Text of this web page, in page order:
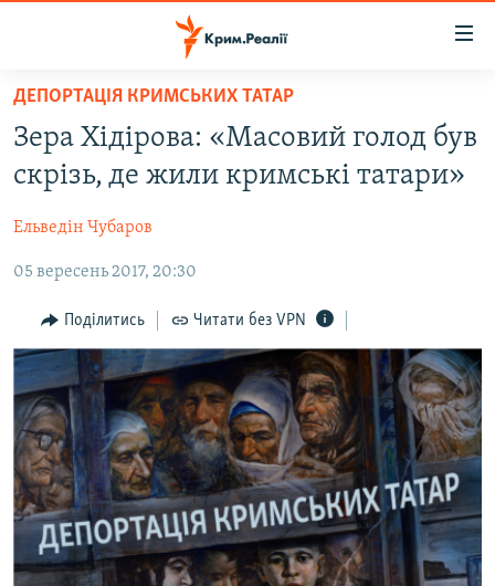
Перейти
основного
матеріалу
Перейти
до
навігації
Перейти
пошуку
ВОДА.КРИМ
ВІДЕО ТА ФОТО
ПОЛІТИКА
БЛОГИ
ПОГЛЯД
ІНТЕРВ'Ю
ВСЕ ЗА ДЕНЬ
СПЕЦПРОЕКТИ
ДЕПОРТАЦІЯ
ВІДЕОУРОКИ «ELIFBE»
СВІДЧЕННЯ ОКУПАЦІЇ
ЯК ОБІЙТИ БЛОКУВАННЯ
Русский
Qırımtatar
ДЕПОРТАЦІЯ КРИМСЬКИХ ТАТАР
Зера Хідірова: «Масовий голод був
скрізь, де жили кримські татари»
Ельведін Чубаров
05 вересень 2017, 20:30
Поділитись Читати без VPN